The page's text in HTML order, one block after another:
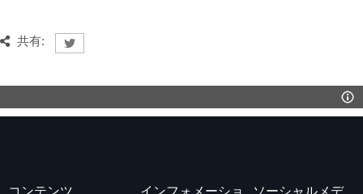
共有:
コンテンツ
インフォメーショ
ソーシャルメデ